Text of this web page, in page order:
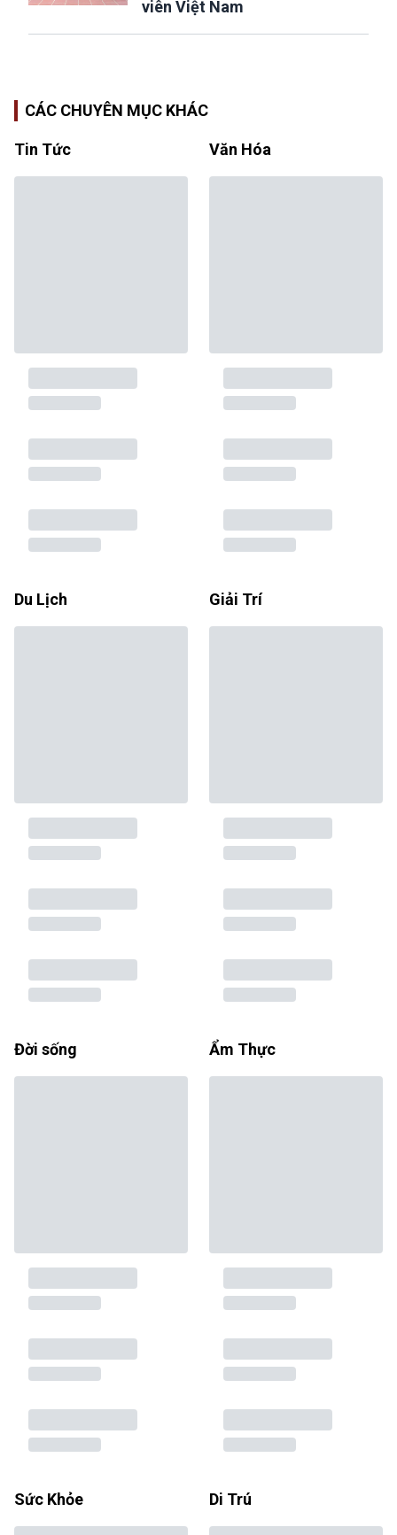
viên Việt Nam
CÁC CHUYÊN MỤC KHÁC
Tin Tức Văn Hóa
Du Lịch Giải Trí
Đời sống Ẩm Thực
Sức Khỏe Di Trú